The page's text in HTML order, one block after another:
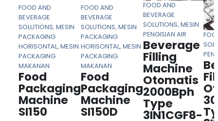
FOOD AND
BEVERAGE
SOLUTIONS, MESIN
PACKAGING
HORISONTAL, MESIN
PACKAGING
MAKANAN
Food
Packaging
Machine
SI150
FOOD AND
BEVERAGE
SOLUTIONS, MESIN
PACKAGING
HORISONTAL, MESIN
PACKAGING
MAKANAN
Food
Packaging
Machine
SI150D
FOOD AND
BEVERAGE
SOLUTIONS, MESIN
PENGISIAN AIR
Beverage
Filling
Machine
Otomatis
2000Bph
Type
3IN1CGF8-